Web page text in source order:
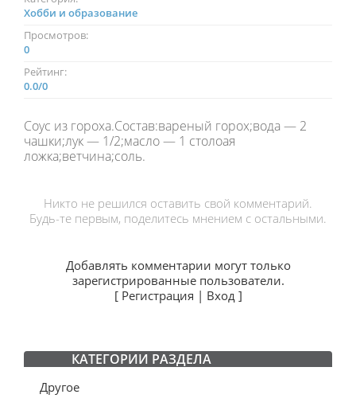
Хобби и образование
Просмотров:
0
Рейтинг:
0.0/0
Соус из гороха.Состав:вареный горох;вода — 2
чашки;лук — 1/2;масло — 1 столоая
ложка;ветчина;соль.
Никто не решился оставить свой комментарий.
Будь-те первым, поделитесь мнением с остальными.
Добавлять комментарии могут только
зарегистрированные пользователи.
[ Регистрация | Вход]
КАТЕГОРИИ РАЗДЕЛА
Другое